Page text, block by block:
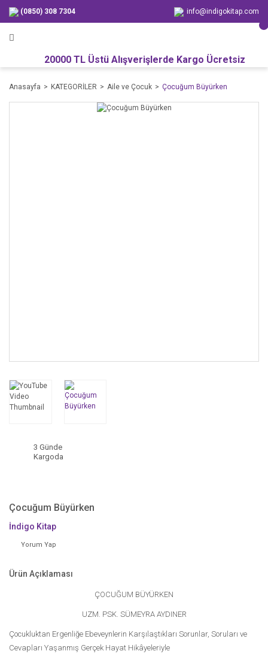
(0850) 308 7304 info@indigokitap.com
20000 TL Üstü Alışverişlerde Kargo Ücretsiz
Anasayfa KATEGORİLER Aile ve Çocuk Çocuğum Büyürken
3 Günde
Kargoda
Çocuğum Büyürken
İndigo Kitap
Yorum Yap
Ürün Açıklaması
ÇOCUĞUM BÜYÜRKEN
UZM. PSK. SÜMEYRA AYDINER
Çocukluktan Ergenliğe Ebeveynlerin Karşılaştıkları Sorunlar, Soruları ve
Cevapları Yaşanmış Gerçek Hayat Hikâyeleriyle